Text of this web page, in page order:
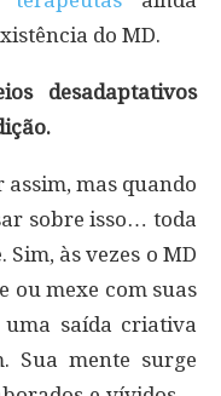
do MD.
desadaptativos
assim, mas quando
sobre isso… toda
às vezes o MD
ou mexe com suas
saída criativa
Sua mente surge